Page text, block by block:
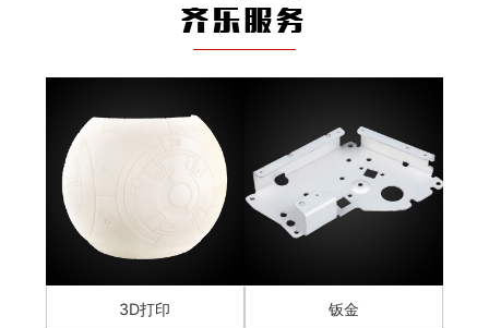
齐乐服务
3D打印 钣金